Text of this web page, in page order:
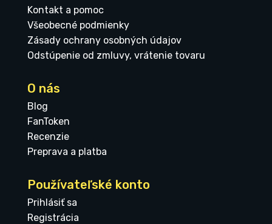
Kontakt a pomoc
Všeobecné podmienky
Zásady ochrany osobných údajov
Odstúpenie od zmluvy, vrátenie tovaru
O nás
Blog
FanToken
Recenzie
Preprava a platba
Používateľské konto
Prihlásiť sa
Registrácia